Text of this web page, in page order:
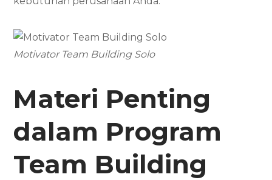
Motivator Team Building Solo
Materi Penting
dalam Program
Team Building